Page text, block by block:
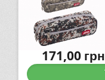
171,00грн